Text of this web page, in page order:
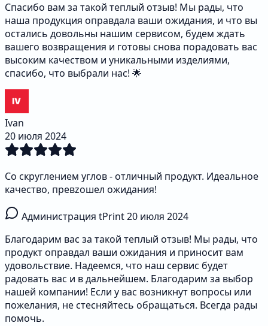
Спасибо вам за такой теплый отзыв! Мы рады, что
наша продукция оправдала ваши ожидания, и что вы
остались довольны нашим сервисом, будем ждать
вашего возвращения и готовы снова порадовать вас
высоким качеством и уникальными изделиями,
спасибо, что выбрали нас! 🌟
Ivan
20 июля 2024
Со скруглением углов - отличный продукт. Идеальное
качество, превzошел ожидания!
Администрация tPrint20 июля 2024
Благодарим вас за такой теплый отзыв! Мы рады, что
продукт оправдал ваши ожидания и приносит вам
удовольствие. Надеемся, что наш сервис будет
радовать вас и в дальнейшем. Благодарим за выбор
нашей компании! Если у вас возникнут вопросы или
пожелания, не стесняйтесь обращаться. Всегда рады
помочь.